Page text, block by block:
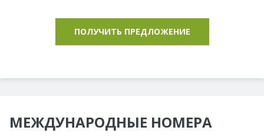
ПОЛУЧИТЬ ПРЕДЛОЖЕНИЕ
МЕЖДУНАРОДНЫЕ НОМЕРА